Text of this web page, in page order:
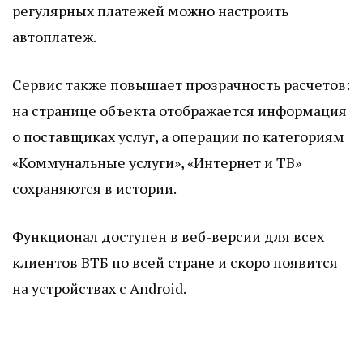
регулярных платежей можно настроить
автоплатеж.
Сервис также повышает прозрачность расчетов:
на странице объекта отображается информация
о поставщиках услуг, а операции по категориям
«Коммунальные услуги», «Интернет и ТВ»
сохраняются в истории.
Функционал доступен в веб-версии для всех
клиентов ВТБ по всей стране и скоро появится
на устройствах с Android.